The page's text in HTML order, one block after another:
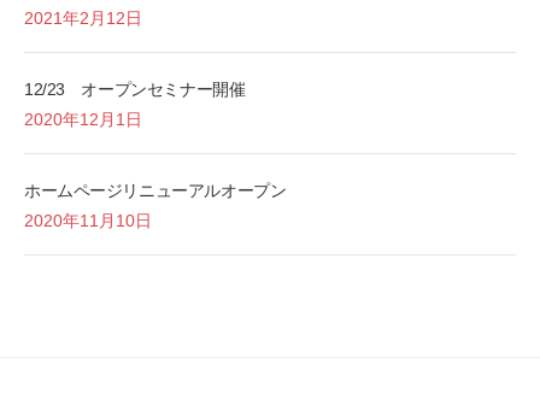
2021年2月12日
12/23 オープンセミナー開催
2020年12月1日
ホームページリニューアルオープン
2020年11月10日